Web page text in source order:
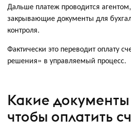
Дальше платеж проводится
закрывающие документы для
контроля.
Фактически это переводит оплату
решения» в управляемый процесс.
Какие
чтобы оплатить